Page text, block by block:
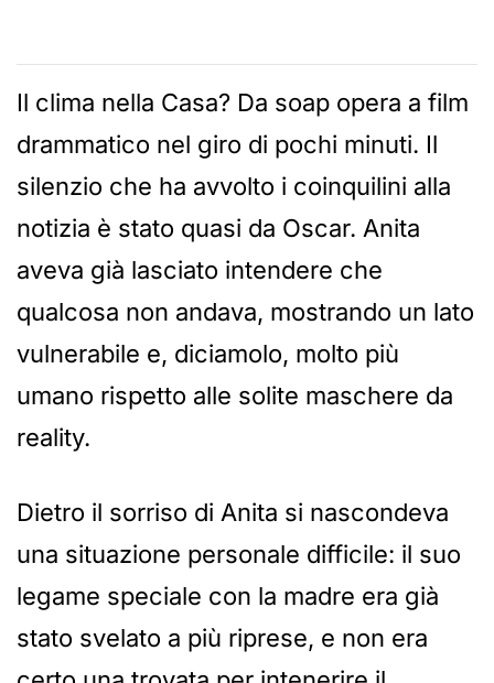
Il clima nella Casa? Da soap opera a film
drammatico nel giro di pochi minuti. Il
silenzio che ha avvolto i coinquilini alla
notizia è stato quasi da Oscar. Anita
aveva già lasciato intendere che
qualcosa non andava, mostrando un lato
vulnerabile e, diciamolo, molto più
umano rispetto alle solite maschere da
reality.
Dietro il sorriso di Anita si nascondeva
una situazione personale difficile: il suo
legame speciale con la madre era già
stato svelato a più riprese, e non era